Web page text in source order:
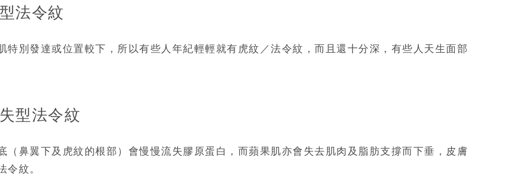
法令紋
別發達或位置較下，所以有些人年紀輕輕就有虎紋／法令紋，而且還十分深，有些人天生面部
型法令紋
鼻翼下及虎紋的根部）會慢慢流失膠原蛋白，而蘋果肌亦會失去肌肉及脂肪支撐而下垂，皮膚
紋。